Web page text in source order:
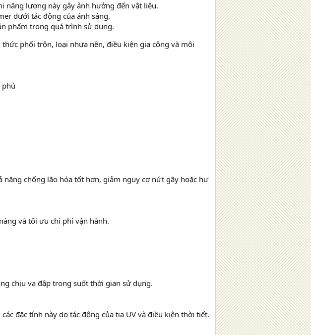
năng lượng này gây ảnh hưởng đến vật liệu.
dưới tác động của ánh sáng.
phẩm trong quá trình sử dụng.
phối trộn, loại nhựa nền, điều kiện gia công và môi
phủ
chống lão hóa tốt hơn, giảm nguy cơ nứt gãy hoặc hư
và tối ưu chi phí vận hành.
chịu va đập trong suốt thời gian sử dụng.
đặc tính này do tác động của tia UV và điều kiện thời tiết.